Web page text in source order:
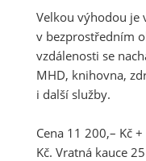
Velkou výhodou je
v bezprostředním
vzdálenosti se
MHD, knihovna,
i další služby.
Cena 11 200,– Kč
Kč. Vratná kauce